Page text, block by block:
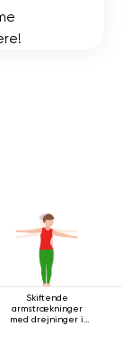
Skiftende
armstrækninger
med drejninger i